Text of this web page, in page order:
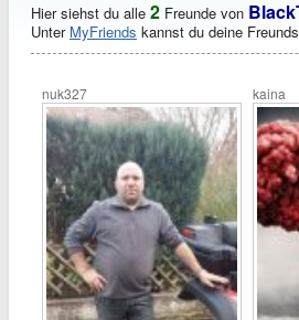
Hier siehst du alle 2 Freunde von
Unter MyFriends kannst du deine
nuk327 kaina